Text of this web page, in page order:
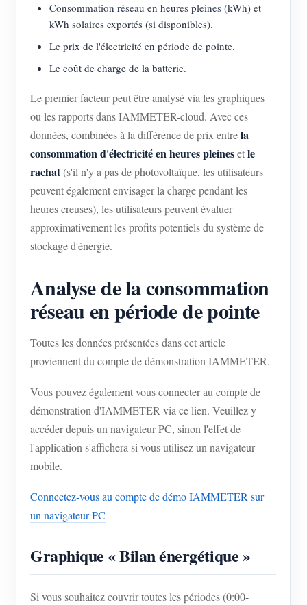
Consommation réseau en heures pleines (kWh) et
kWh solaires exportés (si disponibles).
Le prix de l'électricité en période de pointe.
Le coût de charge de la batterie.
Le premier facteur peut être analysé via les graphiques
ou les rapports dans IAMMETER-cloud. Avec ces
données, combinées à la différence de prix entrela
consommation d'électricité en heures pleinesetle
rachat(s'il n'y a pas de photovoltaïque, les utilisateurs
peuvent également envisager la charge pendant les
heures creuses), les utilisateurs peuvent évaluer
approximativement les profits potentiels du système de
stockage d'énergie.
Analyse de la consommation
réseau en période de pointe
Toutes les données présentées dans cet article
proviennent du compte de démonstration IAMMETER.
Vous pouvez également vous connecter au compte de
démonstration d'IAMMETER via ce lien. Veuillez y
accéder depuis un navigateur PC, sinon l'effet de
l'application s'affichera si vous utilisez un navigateur
mobile.
Connectez-vous au compte de démo IAMMETER sur
un navigateur PC
Graphique « Bilan énergétique »
Si vous souhaitez couvrir toutes les périodes (0:00-